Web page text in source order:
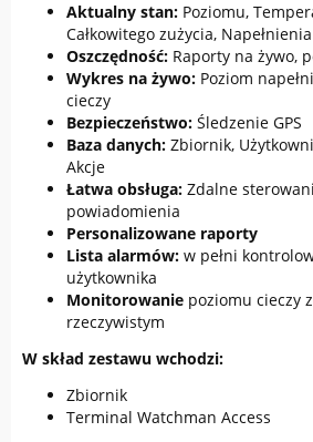
Aktualny stan: Poziomu,
Całkowitego zużycia,
Oszczędność: Raporty na żywo,
Wykres na żywo: Poziom
cieczy
Bezpieczeństwo: Śledzenie GPS
Baza danych: Zbiornik,
Akcje
Łatwa obsługa: Zdalne
powiadomienia
Personalizowane raporty
Lista alarmów: w pełni
użytkownika
Monitorowanie poziomu cieczy
rzeczywistym
W skład zestawu wchodzi:
Zbiornik
Terminal Watchman Access